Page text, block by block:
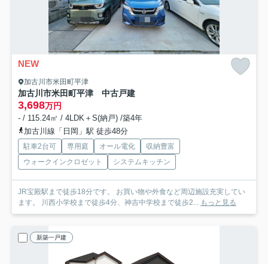
NEW
加古川市米田町平津
加古川市米田町平津 中古戸建
3,698万円
- / 115.24㎡ / 4LDK＋S(納戸) /築4年
加古川線「日岡」駅 徒歩48分
駐車2台可 専用庭 オール電化
収納豊富
ウォークインクロゼット
システムキッチン
JR宝殿駅まで徒歩18分です。 お買い物や外食など周辺施設充実してい
ます。 川西小学校まで徒歩4分、神吉中学校まで徒歩2... もっと見る
新築一戸建